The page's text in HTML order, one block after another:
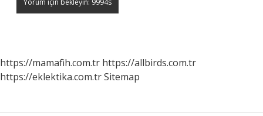
https://mamafih.com.tr https://allbirds.com.tr
https://eklektika.com.trSitemap